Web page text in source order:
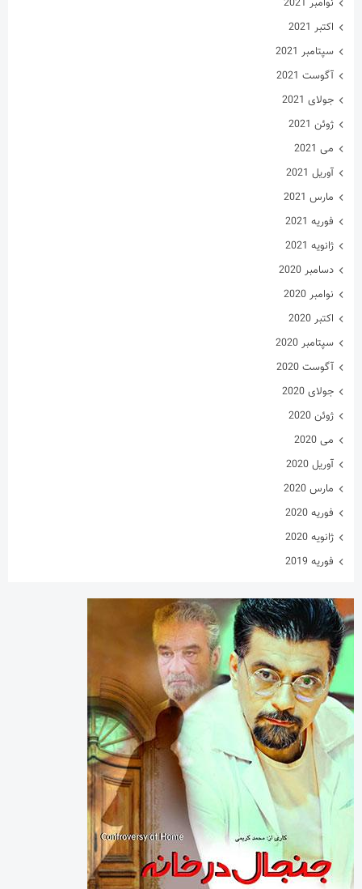
فوریه 2021
ژانویه 2021
دسامبر 2020
نوامبر 2020
اکتبر 2020
سپتامبر 2020
آگوست 2020
جولای 2020
ژوئن 2020
می 2020
آوریل 2020
مارس 2020
فوریه 2020
ژانویه 2020
فوریه 2019
دسته‌ها
اینفوگرافی
تازه های پهلوانی